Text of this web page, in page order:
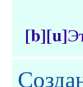
[b][u]